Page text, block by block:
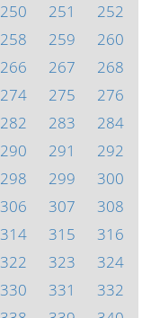
250 251
252
258 259
260
266 267
268
274 275
276
282 283
284
290 291
292
298 299
300
306 307
308
314 315
316
322 323
324
330 331
332